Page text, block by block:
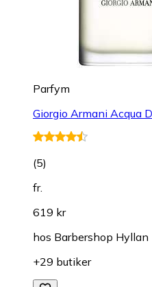
Parfym
Giorgio Armani Acqua
(5)
fr.
619 kr
hos Barbershop Hyllan
+29 butiker